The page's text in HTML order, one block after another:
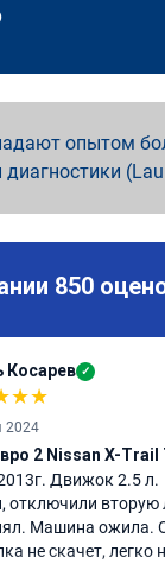
опытом
850
Косарев ✓
★★
2024
2 Nissan X-Trail
Движок 2.5 л.
отключили вторую
Машина ожила.
не скачет, легко